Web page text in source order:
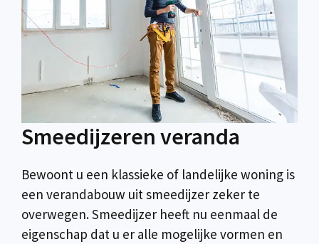
Smeedijzeren veranda
Bewoont u een klassieke of landelijke woning is
een verandabouw uit smeedijzer zeker te
overwegen. Smeedijzer heeft nu eenmaal de
eigenschap dat u er alle mogelijke vormen en